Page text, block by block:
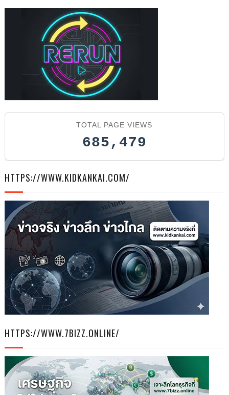
TOTAL PAGE VIEWS
685,479
HTTPS://WWW.KIDKANKAI.COM/
HTTPS://WWW.7BIZZ.ONLINE/